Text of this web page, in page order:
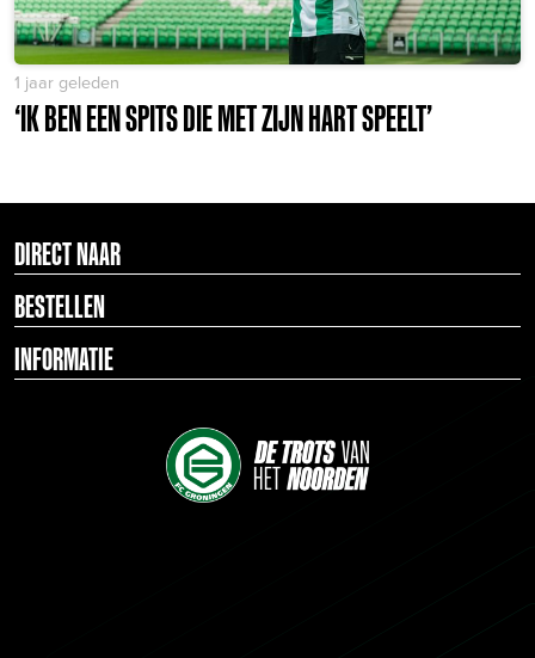
1 jaar geleden
‘IK BEN EEN SPITS DIE MET ZIJN HART SPEELT’
DIRECT NAAR
BESTELLEN
INFORMATIE